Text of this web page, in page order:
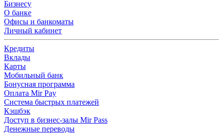
Бизнесу
О банке
Офисы и банкоматы
Личный кабинет
Кредиты
Вклады
Карты
Мобильный банк
Бонусная программа
Оплата Mir Pay
Система быстрых платежей
Кэшбэк
Доступ в бизнес-залы Mir Pass
Денежные переводы